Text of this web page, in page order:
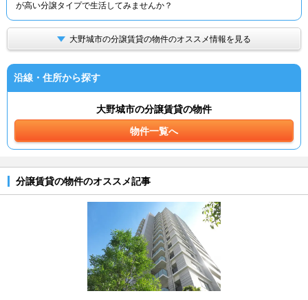
TOP
が高い分譲タイプで生活してみませんか？
大野城市の分譲賃貸の物件のオススメ情報を見る
沿線・住所から探す
大野城市の分譲賃貸の物件
物件一覧へ
分譲賃貸の物件のオススメ記事